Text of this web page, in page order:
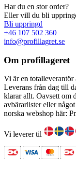
Har du en stor order?
Eller vill du bli
Bli uppringd
+46 107 502 360
info@profillagret.se
Om profillageret
Vi är en
Leverans från dag till
klarar allt. Oavsett om
avbärarlister eller
norska webshop här:
Vi leverer til